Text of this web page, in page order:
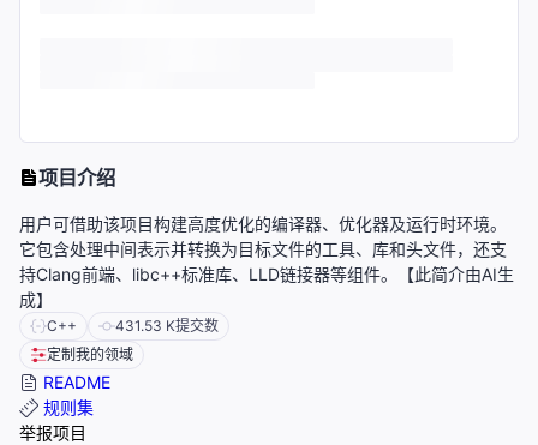
项目介绍
用户可借助该项目构建高度优化的编译器、优化器及运行时环境。
它包含处理中间表示并转换为目标文件的工具、库和头文件，还支
持Clang前端、libc++标准库、LLD链接器等组件。【此简介由AI生
成】
C++ 431.53 K提交数
定制我的领域
README
规则集
举报项目